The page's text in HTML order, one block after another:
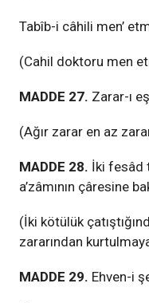
Tabîb-i câhili men’
(Cahil doktoru men
MADDE 27. Zarar-ı
(Ağır zarar en az
MADDE 28. İki fesâd
a’zâmının çâresine
(İki kötülük
zararından kurtulmaya
MADDE 29. Ehven-i